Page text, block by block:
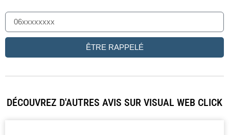
ÊTRE RAPPELÉ
DÉCOUVREZ D'AUTRES AVIS SUR VISUAL WEB CLICK